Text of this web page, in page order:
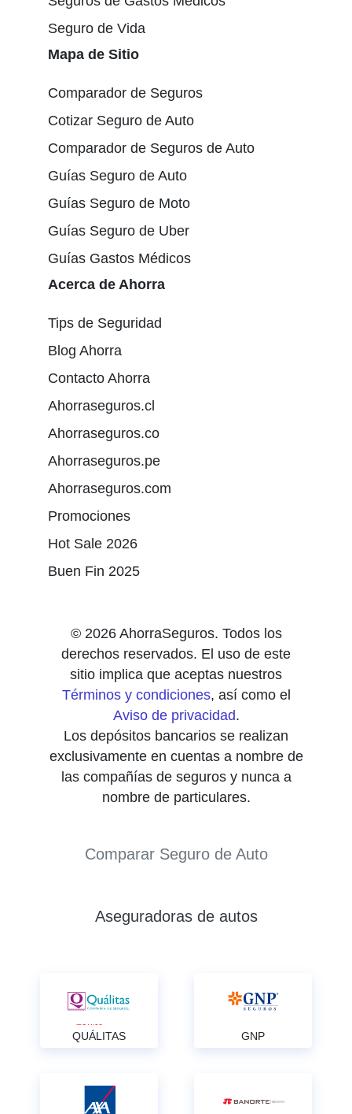
Seguro de Vida
Mapa de Sitio
Comparador de Seguros
Cotizar Seguro de Auto
Comparador de Seguros de Auto
Guías Seguro de Auto
Guías Seguro de Moto
Guías Seguro de Uber
Guías Gastos Médicos
Acerca de Ahorra
Tips de Seguridad
Blog Ahorra
Contacto Ahorra
Ahorraseguros.cl
Ahorraseguros.co
Ahorraseguros.pe
Ahorraseguros.com
Promociones
Hot Sale 2026
Buen Fin 2025
© 2026 AhorraSeguros. Todos los
derechos reservados. El uso de este
sitio implica que aceptas nuestros
Términos y condiciones, así como el
Aviso de privacidad.
Los depósitos bancarios se realizan
exclusivamente en cuentas a nombre de
las compañías de seguros y nunca a
nombre de particulares.
Comparar Seguro de Auto
Aseguradoras de autos
QUÁLITAS GNP